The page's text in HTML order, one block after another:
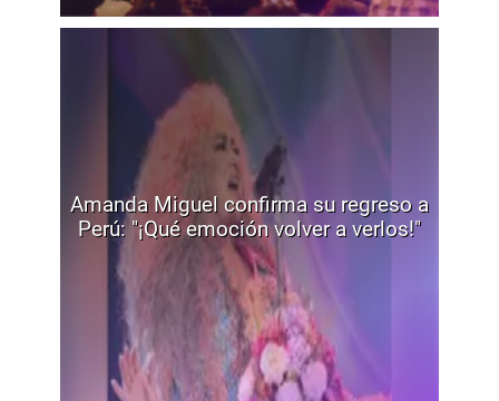
Amanda Miguel confirma su regreso a
Perú: "¡Qué emoción volver a verlos!"